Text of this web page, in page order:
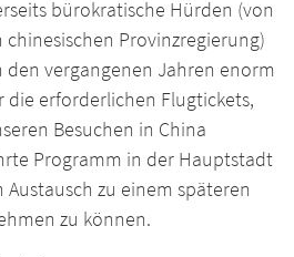
bürokratische Hürden (von
Provinzregierung)
vergangenen Jahren enorm
die erforderlichen Flugtickets,
Besuchen in China
Programm in der Hauptstadt
zu einem späteren
zu können.